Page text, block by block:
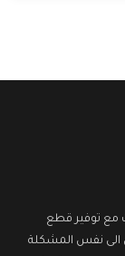
مع توفير قطع
الى نفس المشكلة